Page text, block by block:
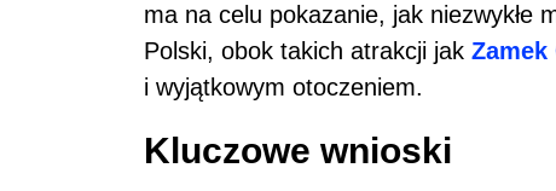
ma na celu pokazanie, jak niezwykłe
Polski, obok takich atrakcji jak Zamek
i wyjątkowym otoczeniem.
Kluczowe wnioski